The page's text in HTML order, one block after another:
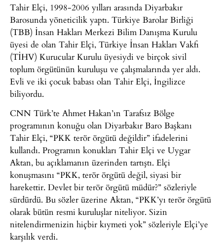
Tahir Elçi, 1998-2006 yılları arasında Diyarbakır
Barosunda yöneticilik yaptı. Türkiye Barolar Birliği
(TBB) İnsan Hakları Merkezi Bilim Danışma Kurulu
üyesi de olan Tahir Elçi, Türkiye İnsan Hakları Vakfı
(TİHV) Kurucular Kurulu üyesiydi ve birçok sivil
toplum örgütünün kuruluşu ve çalışmalarında yer aldı.
Evli ve iki çocuk babası olan Tahir Elçi, İngilizce
biliyordu.
CNN Türk’te Ahmet Hakan’ın Tarafsız Bölge
programının konuğu olan Diyarbakır Baro Başkanı
Tahir Elçi, “PKK terör örgütü değildir” ifadelerini
kullandı. Programın konukları Tahir Elçi ve Uygar
Aktan, bu açıklamanın üzerinden tartıştı. Elçi
konuşmasını “PKK, terör örgütü değil, siyasi bir
harekettir. Devlet bir terör örgütü müdür?” sözleriyle
sürdürdü. Bu sözler üzerine Aktan, “PKK’yı terör örgütü
olarak bütün resmi kuruluşlar niteliyor. Sizin
nitelendirmenizin hiçbir kıymeti yok” sözleriyle Elçi’ye
karşılık verdi.